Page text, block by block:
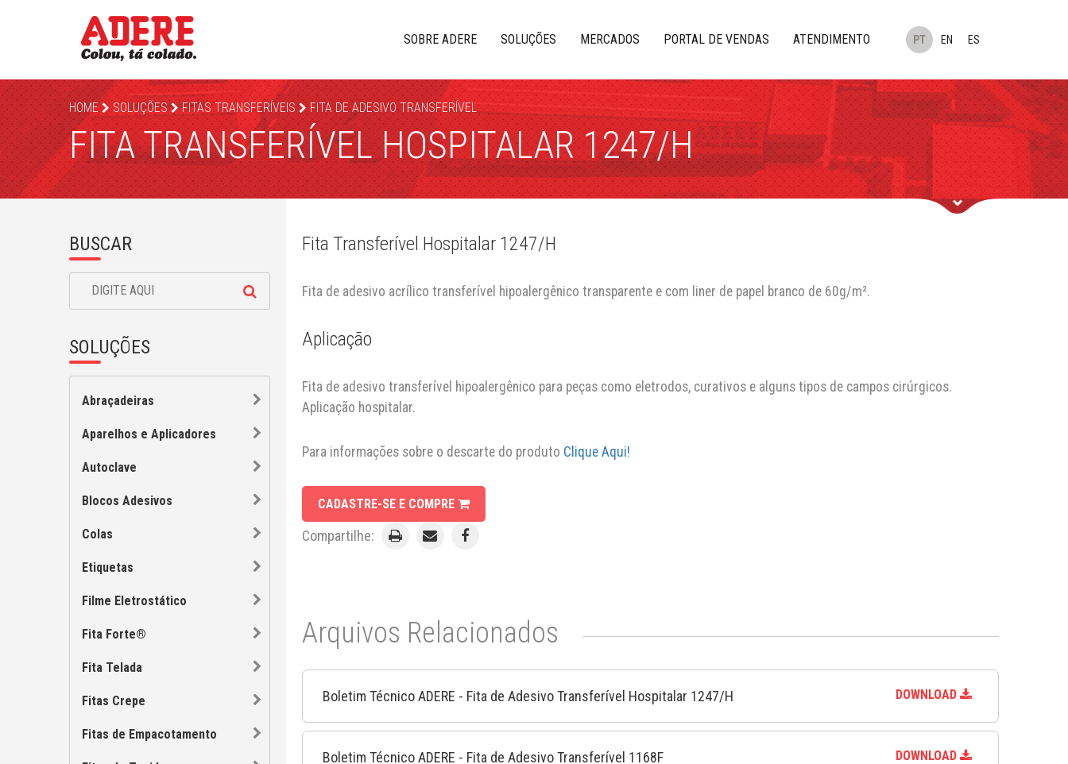
PT EN ES
SOBRE ADERE SOLUÇÕES MERCADOS PORTAL DE VENDAS ATENDIMENTO
HOME SOLUÇÕES FITAS TRANSFERÍVEIS FITA DE ADESIVO TRANSFERÍVEL
FITA TRANSFERÍVEL HOSPITALAR 1247/H
BUSCAR
SOLUÇÕES
Abraçadeiras
Aparelhos e Aplicadores
Autoclave
Blocos Adesivos
Colas
Etiquetas
Filme Eletrostático
Fita Forte®
Fita Telada
Fitas Crepe
Fitas de Empacotamento
Fita Transferível Hospitalar 1247/H
Fita de adesivo acrílico transferível hipoalergênico transparente e com liner de papel branco de 60g/m².
Aplicação
Fita de adesivo transferível hipoalergênico para peças como eletrodos, curativos e alguns tipos de campos cirúrgicos.
Aplicação hospitalar.
Para informações sobre o descarte do produto Clique Aqui!
CADASTRE-SE E COMPRE
Compartilhe:
Arquivos Relacionados
Boletim Técnico ADERE - Fita de Adesivo Transferível Hospitalar 1247/H DOWNLOAD
Boletim Técnico ADERE - Fita de Adesivo Transferível 1168F DOWNLOAD